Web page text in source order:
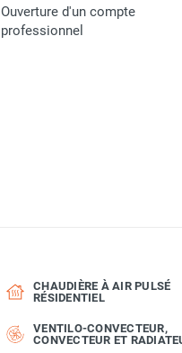
Ouverture d'un compte
professionnel
CHAUDIÈRE À AIR PULSÉ
RÉSIDENTIEL
VENTILO-CONVECTEUR,
CONVECTEUR ET